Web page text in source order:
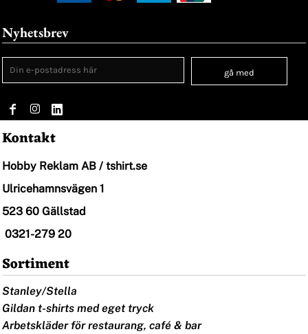
Nyhetsbrev
gå med
Kontakt
Hobby Reklam AB / tshirt.se
Ulricehamnsvägen 1
523 60 Gällstad
0321-279 20
Sortiment
Stanley/Stella
Gildan t-shirts med eget tryck
Arbetskläder för restaurang, café & bar